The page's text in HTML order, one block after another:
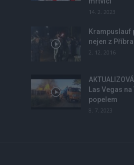
14. 2. 2023
Krampuslauf
nejen z
2. 12. 2016
Las Vegas
popelem
8. 7. 2023